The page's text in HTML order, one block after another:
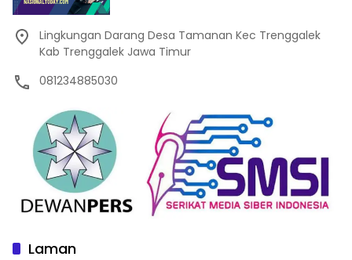
Lingkungan Darang Desa Tamanan Kec Trenggalek
Kab Trenggalek Jawa Timur
081234885030
Laman